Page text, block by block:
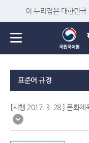
이 누리집은 대한민국
표준어 규정
[시행 2017. 3. 28.] 문화